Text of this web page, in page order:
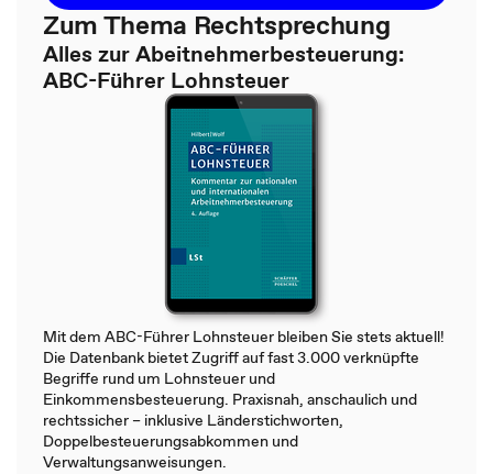
Zum Thema Rechtsprechung
Alles zur Abeitnehmerbesteuerung:
ABC-Führer Lohnsteuer
Mit dem ABC-Führer Lohnsteuer bleiben Sie stets aktuell!
Die Datenbank bietet Zugriff auf fast 3.000 verknüpfte
Begriffe rund um Lohnsteuer und
Einkommensbesteuerung. Praxisnah, anschaulich und
rechtssicher – inklusive Länderstichworten,
Doppelbesteuerungsabkommen und
Verwaltungsanweisungen.